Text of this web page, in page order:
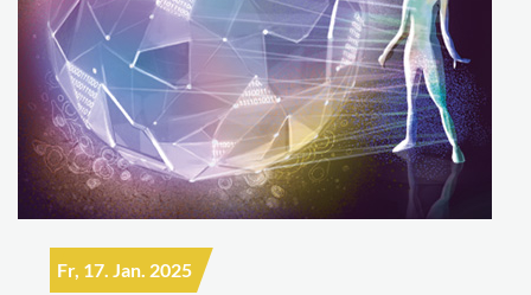
Fr, 17. Jan. 2025